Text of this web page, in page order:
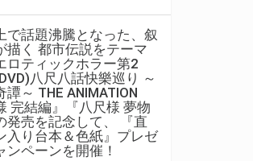
で話題沸騰となった、叙
描く 都市伝説をテーマ
ロティックホラー第2
八尺八話快樂巡り ～
譚～ THE ANIMATION
完結編』『八尺様 夢物
発売を記念して、 『直
入り台本＆色紙』プレゼ
ンペーンを開催！